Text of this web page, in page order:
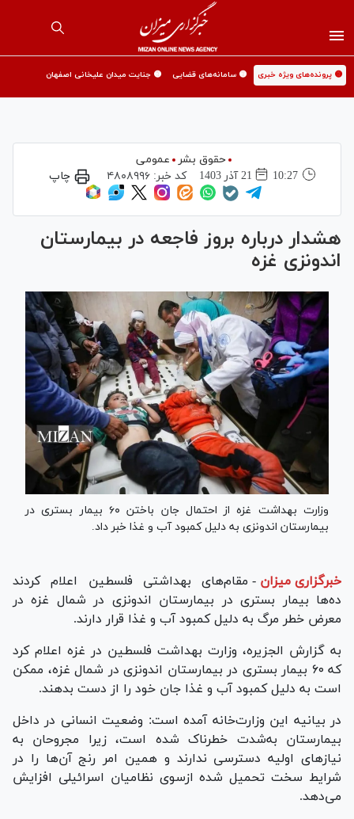
🟡 پرونده‌های ویژه خبری 🟡 سامانه‌های قضایی 🟡 جنایت میدان علیخانی اصفهان
حقوق بشر
عمومی
10:27
21 آذر 1403 کد خبر:۴۸۰۸۹۹۶ چاپ
هشدار درباره بروز فاجعه در بیمارستان
اندونزی غزه
وزارت بهداشت غزه از احتمال جان باختن ۶۰ بیمار بستری در
بیمارستان اندونزی به دلیل کمبود آب و غذا خبر داد.
خبرگزاری میزان - مقام‌های بهداشتی فلسطین اعلام کردند
ده‌ها بیمار بستری در بیمارستان اندونزی در شمال غزه در
معرض خطر مرگ به دلیل کمبود آب و غذا قرار دارند.
به گزارش الجزیره، وزارت بهداشت فلسطین در غزه اعلام کرد
که ۶۰ بیمار بستری در بیمارستان اندونزی در شمال غزه، ممکن
است به دلیل کمبود آب و غذا جان خود را از دست بدهند.
در بیانیه این وزارت‌خانه آمده است: وضعیت انسانی در داخل
بیمارستان به‌شدت خطرناک شده است، زیرا مجروحان به
نیاز‌های اولیه دسترسی ندارند و همین امر رنج آن‌ها را در
شرایط سخت تحمیل شده ازسوی نظامیان اسرائیلی افزایش
می‌دهد.